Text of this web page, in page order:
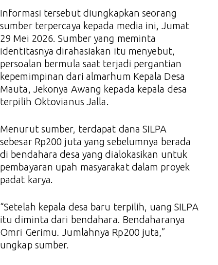
Informasi tersebut diungkapkan seorang
sumber terpercaya kepada media ini, Jumat
29 Mei 2026. Sumber yang meminta
identitasnya dirahasiakan itu menyebut,
persoalan bermula saat terjadi pergantian
kepemimpinan dari almarhum Kepala Desa
Mauta, Jekonya Awang kepada kepala desa
terpilih Oktovianus Jalla.
Menurut sumber, terdapat dana SILPA
sebesar Rp200 juta yang sebelumnya berada
di bendahara desa yang dialokasikan untuk
pembayaran upah masyarakat dalam proyek
padat karya.
“Setelah kepala desa baru terpilih, uang SILPA
itu diminta dari bendahara. Bendaharanya
Omri Gerimu. Jumlahnya Rp200 juta,”
ungkap sumber.